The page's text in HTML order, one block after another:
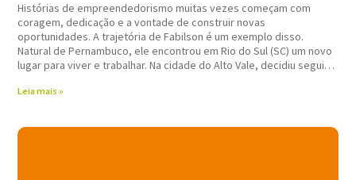
Histórias de empreendedorismo muitas vezes começam com
coragem, dedicação e a vontade de construir novas
oportunidades. A trajetória de Fabilson é um exemplo disso.
Natural de Pernambuco, ele encontrou em Rio do Sul (SC) um novo
lugar para viver e trabalhar. Na cidade do Alto Vale, decidiu seguir
Leia mais »